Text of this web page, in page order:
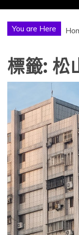
You are Here
標籤: 松